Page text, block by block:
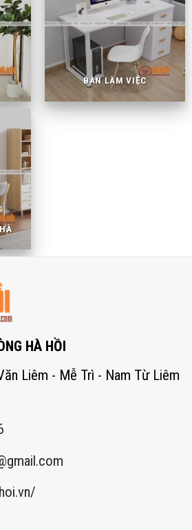
BÀN LÀM VIỆC
HÀ HỒI
Liêm - Mễ Trì - Nam Từ Liêm